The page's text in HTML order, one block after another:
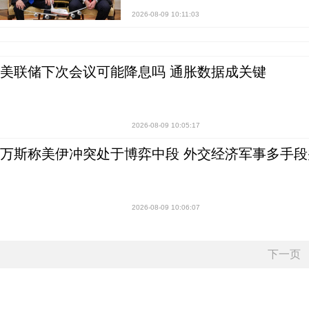
2026-08-09 10:11:03
美联储下次会议可能降息吗 通胀数据成关键
2026-08-09 10:05:17
万斯称美伊冲突处于博弈中段 外交经济军事多手
2026-08-09 10:06:07
下一页